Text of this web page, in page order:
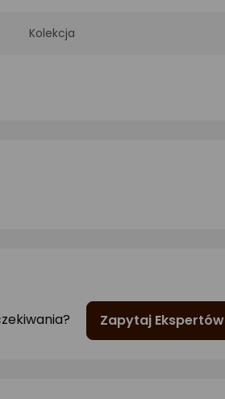
Kolekcja
Zapytaj Ekspertów